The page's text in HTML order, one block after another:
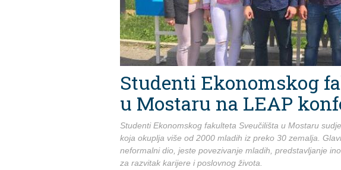
Studenti Ekonomskog
u Mostaru na LEAP
Studenti Ekonomskog fakulteta Sveučilišta u Mostaru
koja okuplja više od 2000 mladih iz preko 30 zemalja.
neformalni dio, jeste povezivanje mladih, predstavljanje
za razvitak karijere i poslovnog života.